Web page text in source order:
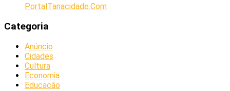
PortalTanacidade.Com
Categoria
Anúncio
Cidades
Cultura
Economia
Educação